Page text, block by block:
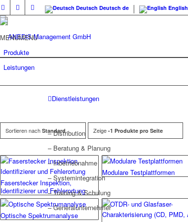
Deutsch Deutsch de English
MENUMENU
Produkte
Leistungen
Dienstleistungen
– Distribution
– Beratung & Planung
– Inbetriebnahme
– Systemintegration
– Training & Schulung
– Generalunternehmer
Sortieren nach Standard Zeige -1 Produkte pro Seite
Faserstecker Inspektion,
Identifizierer und Fehlerortung
Modulare Testplattformen
Optische Spektrumanalyse